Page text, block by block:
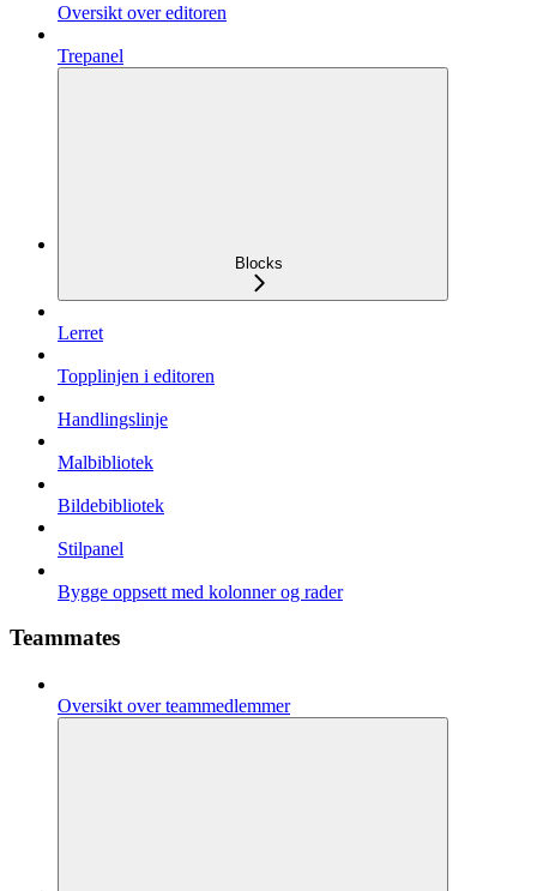
Oversikt over editoren
Trepanel
Blocks
Lerret
Topplinjen i editoren
Handlingslinje
Malbibliotek
Bildebibliotek
Stilpanel
Bygge oppsett med kolonner og rader
Teammates
Oversikt over teammedlemmer